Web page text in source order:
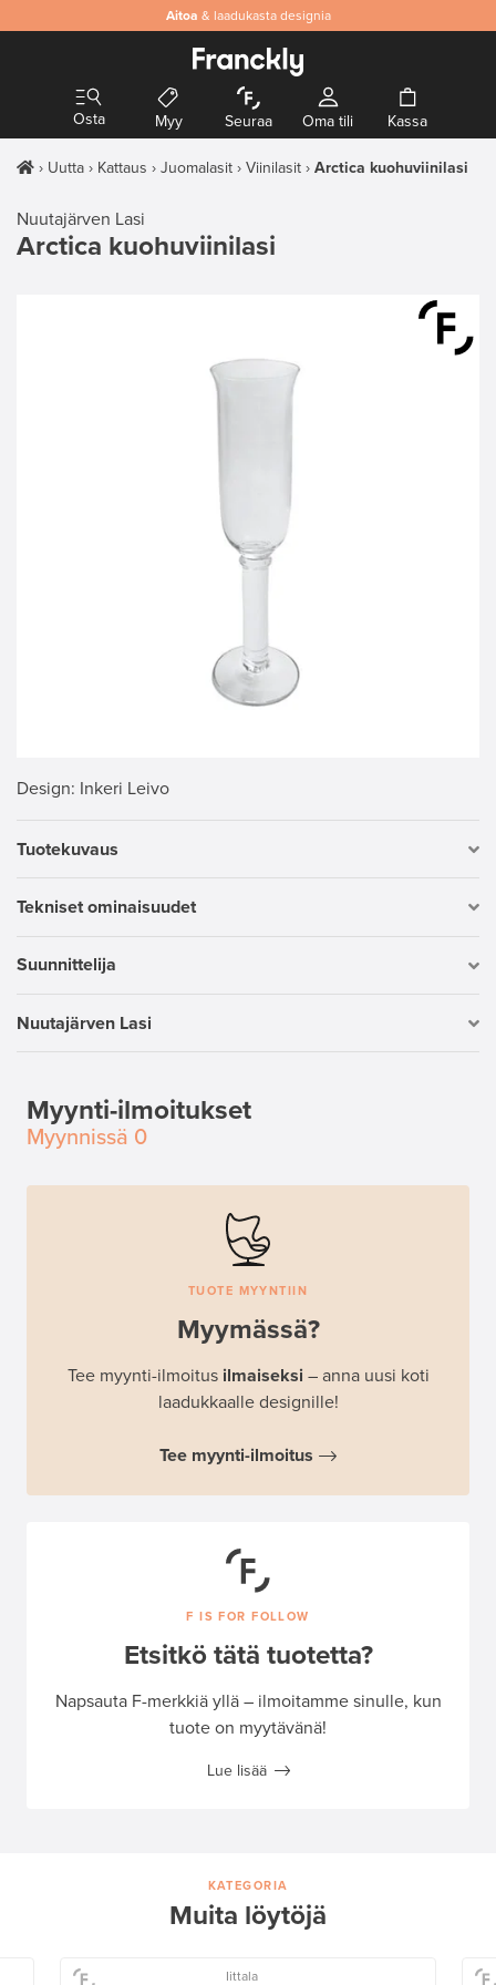
Aitoa & laadukasta designia
Osta Myy Seuraa Oma tili Kassa
Uutta Kattaus Juomalasit Viinilasit Arctica kuohuviinilasi
Nuutajärven Lasi
Arctica kuohuviinilasi
Design: Inkeri Leivo
Tuotekuvaus
Tekniset ominaisuudet
Suunnittelija
Nuutajärven Lasi
Myynti-ilmoitukset
Myynnissä 0
TUOTE MYYNTIIN
Myymässä?
Tee myynti-ilmoitus ilmaiseksi – anna uusi koti
laadukkaalle designille!
Tee myynti-ilmoitus
F IS FOR FOLLOW
Etsitkö tätä tuotetta?
Napsauta F-merkkiä yllä – ilmoitamme sinulle, kun
tuote on myytävänä!
Lue lisää
KATEGORIA
Muita löytöjä
Iittala